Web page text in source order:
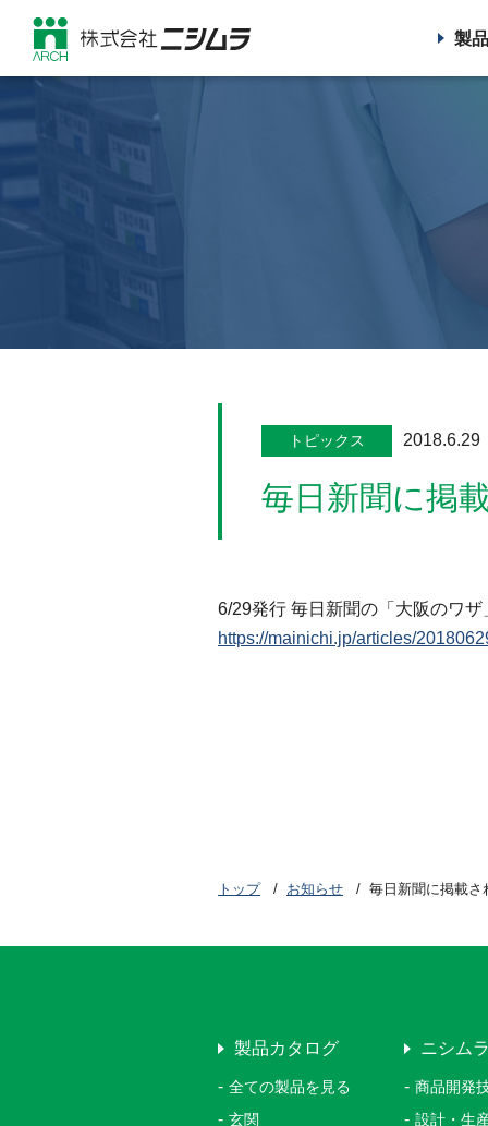
製
トピックス 2018.6.29
毎日新聞に掲
6/29発行 毎日新聞の「大阪のワ
https://mainichi.jp/articles/
トップ お知らせ 毎日新聞に掲載さ
製品カタログ
全ての製品を見る
玄関
ニシム
商品開発
設計・生